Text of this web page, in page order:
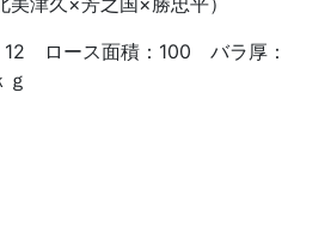
ロース面積：100 バラ厚：